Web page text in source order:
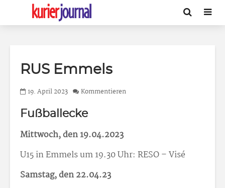
RUS Emmels
19. April 2023 Kommentieren
Fußballecke
Mittwoch, den 19.04.2023
U15 in Emmels um 19.30 Uhr: RESO – Visé
Samstag, den 22.04.23